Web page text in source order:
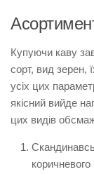
Купуючи каву
сорт, вид зерен,
усіх цих
якісний вийде
цих видів